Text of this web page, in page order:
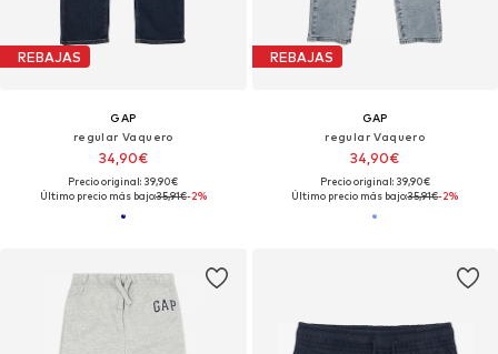
REBAJAS
GAP
regular Vaquero
34,90€
Precio original: 39,90€
Último precio más bajo:35,91€-2%
REBAJAS
GAP
regular Vaquero
34,90€
Precio original: 39,90€
Último precio más bajo:35,91€-2%